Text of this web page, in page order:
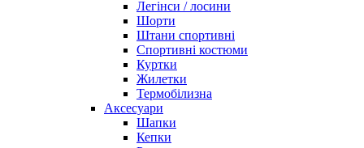
Легінси / лосини
Шорти
Штани спортивні
Спортивні костюми
Куртки
Жилетки
Термобілизна
Аксесуари
Шапки
Кепки